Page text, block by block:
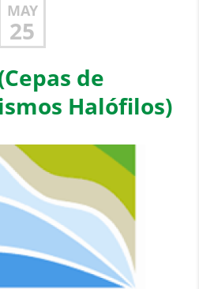
MAY
25
de
Halófilos)